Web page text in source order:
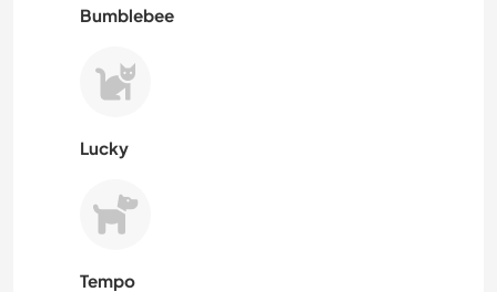
Bumblebee
Lucky
Tempo